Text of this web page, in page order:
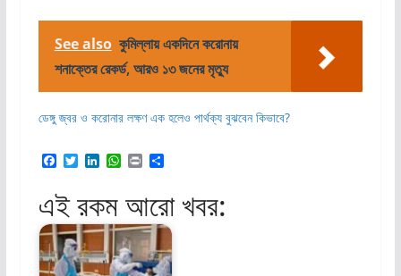
See also কুমিল্লায় একদিনে করোনায়
শনাক্তের রেকর্ড, আরও ১৩ জনের মৃত্যু
ডেঙ্গু জ্বর ও করোনার লক্ষণ এক হলেও পার্থক্য বুঝবেন কিভাবে?
F
a
c
e
b
o
o
k
T
w
t
t
e
r
L
i
k
e
d
I
n
W
h
t
A
p
p
P
r
n
t
S
h
r
e
এই রকম আরো খবর: